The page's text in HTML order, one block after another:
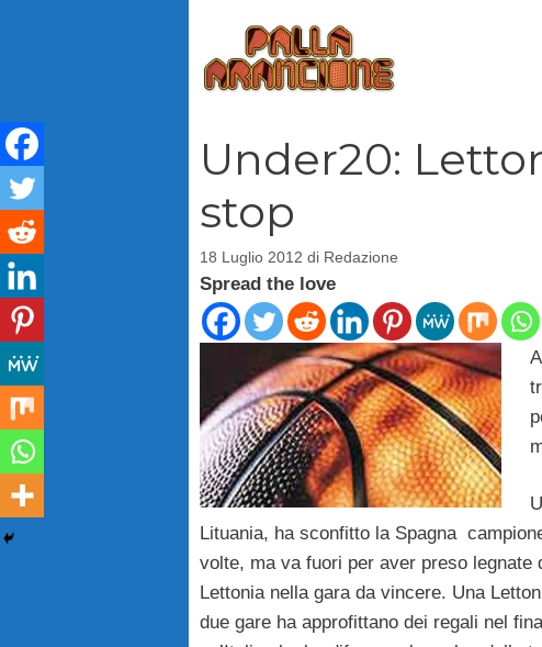
Under20:
stop
18 Luglio 2012 di Redazione
Spread the love
Lituania, ha sconfitto la Spagna
volte, ma va fuori per aver preso
Lettonia nella gara da vincere. Una
due gare ha approfittano dei regali nel